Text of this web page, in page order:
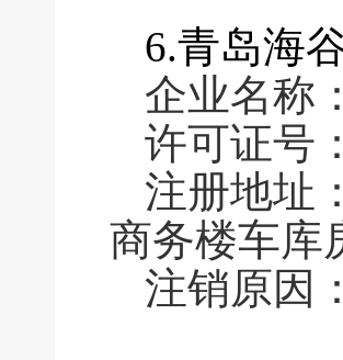
6.青岛海
企业名称
许可证号
注册地址
商务楼车库
注销原因